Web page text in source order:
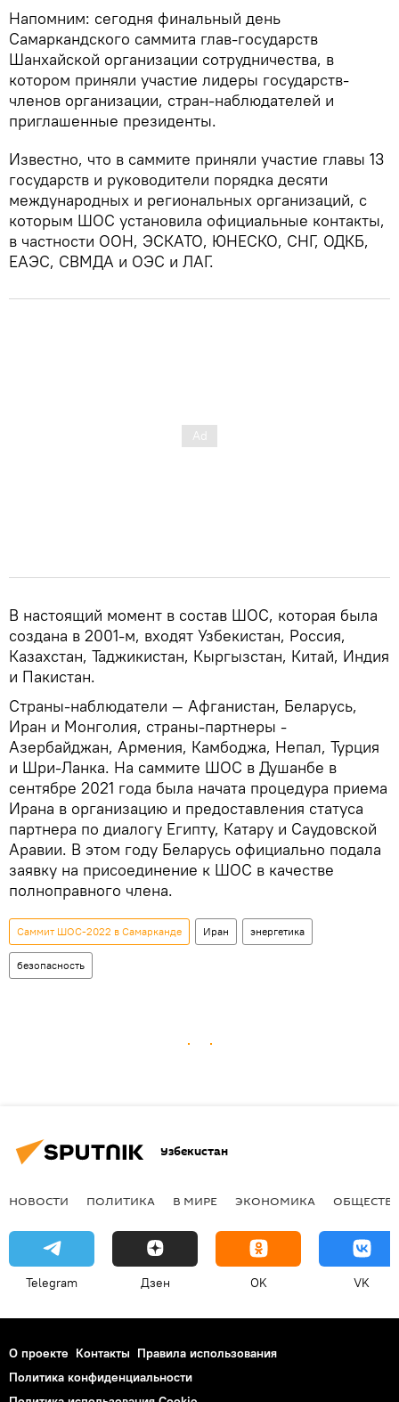
Напомним: сегодня финальный день
Самаркандского саммита глав-государств
Шанхайской организации сотрудничества, в
котором приняли участие лидеры государств-
членов организации, стран-наблюдателей и
приглашенные президенты.
Известно, что в саммите приняли участие главы 13
государств и руководители порядка десяти
международных и региональных организаций, с
которым ШОС установила официальные контакты,
в частности ООН, ЭСКАТО, ЮНЕСКО, СНГ, ОДКБ,
ЕАЭС, СВМДА и ОЭС и ЛАГ.
В настоящий момент в состав ШОС, которая была
создана в 2001-м, входят Узбекистан, Россия,
Казахстан, Таджикистан, Кыргызстан, Китай, Индия
и Пакистан.
Страны-наблюдатели — Афганистан, Беларусь,
Иран и Монголия, страны-партнеры -
Азербайджан, Армения, Камбоджа, Непал, Турция
и Шри-Ланка. На саммите ШОС в Душанбе в
сентябре 2021 года была начата процедура приема
Ирана в организацию и предоставления статуса
партнера по диалогу Египту, Катару и Саудовской
Аравии. В этом году Беларусь официально подала
заявку на присоединение к ШОС в качестве
полноправного члена.
Саммит ШОС-2022 в Самарканде Иран энергетика
безопасность
Узбекистан
НОВОСТИ ПОЛИТИКА В МИРЕ ЭКОНОМИКА
Telegram Дзен OK VK
О проекте Контакты Правила использования
Политика конфиденциальности